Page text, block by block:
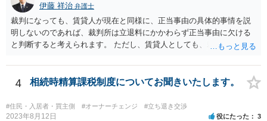
伊藤 祥治 弁護士
裁判になっても、賃貸人が現在と同様に、正当事由の具体的事情を説
明しないのであれば、裁判所は立退料にかかわらず正当事由に欠ける
と判断すると考えられます。 ただし、賃貸人としても、裁判を始める
資料を作成する、などの準備をするのが通常です。 その場合には、一
応の正当事由があるので立退料と引き換えに明渡請求が認められるこ
わらず正当事由に欠けるとして明渡請求が認められないこともありま
す。
4 相続時精算課税制度についてお聞きいたします。
#住民・入居者・買主側 #オーナーチェンジ #立ち退き交渉
2023年8月12日 役にたった 3